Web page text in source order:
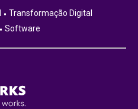
Transformação Digital
Software